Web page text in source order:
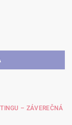
– ZÁVEREČNÁ